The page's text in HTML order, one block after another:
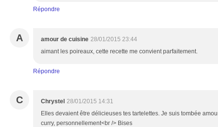
Répondre
A amour de cuisine 28/01/2015 23:44
aimant les poireaux, cette recette me convient parfaitement.
Répondre
C Chrystel 28/01/2015 14:31
Elles devaient être délicieuses tes tartelettes. Je suis tombée
curry, personnellement<br /> Bises